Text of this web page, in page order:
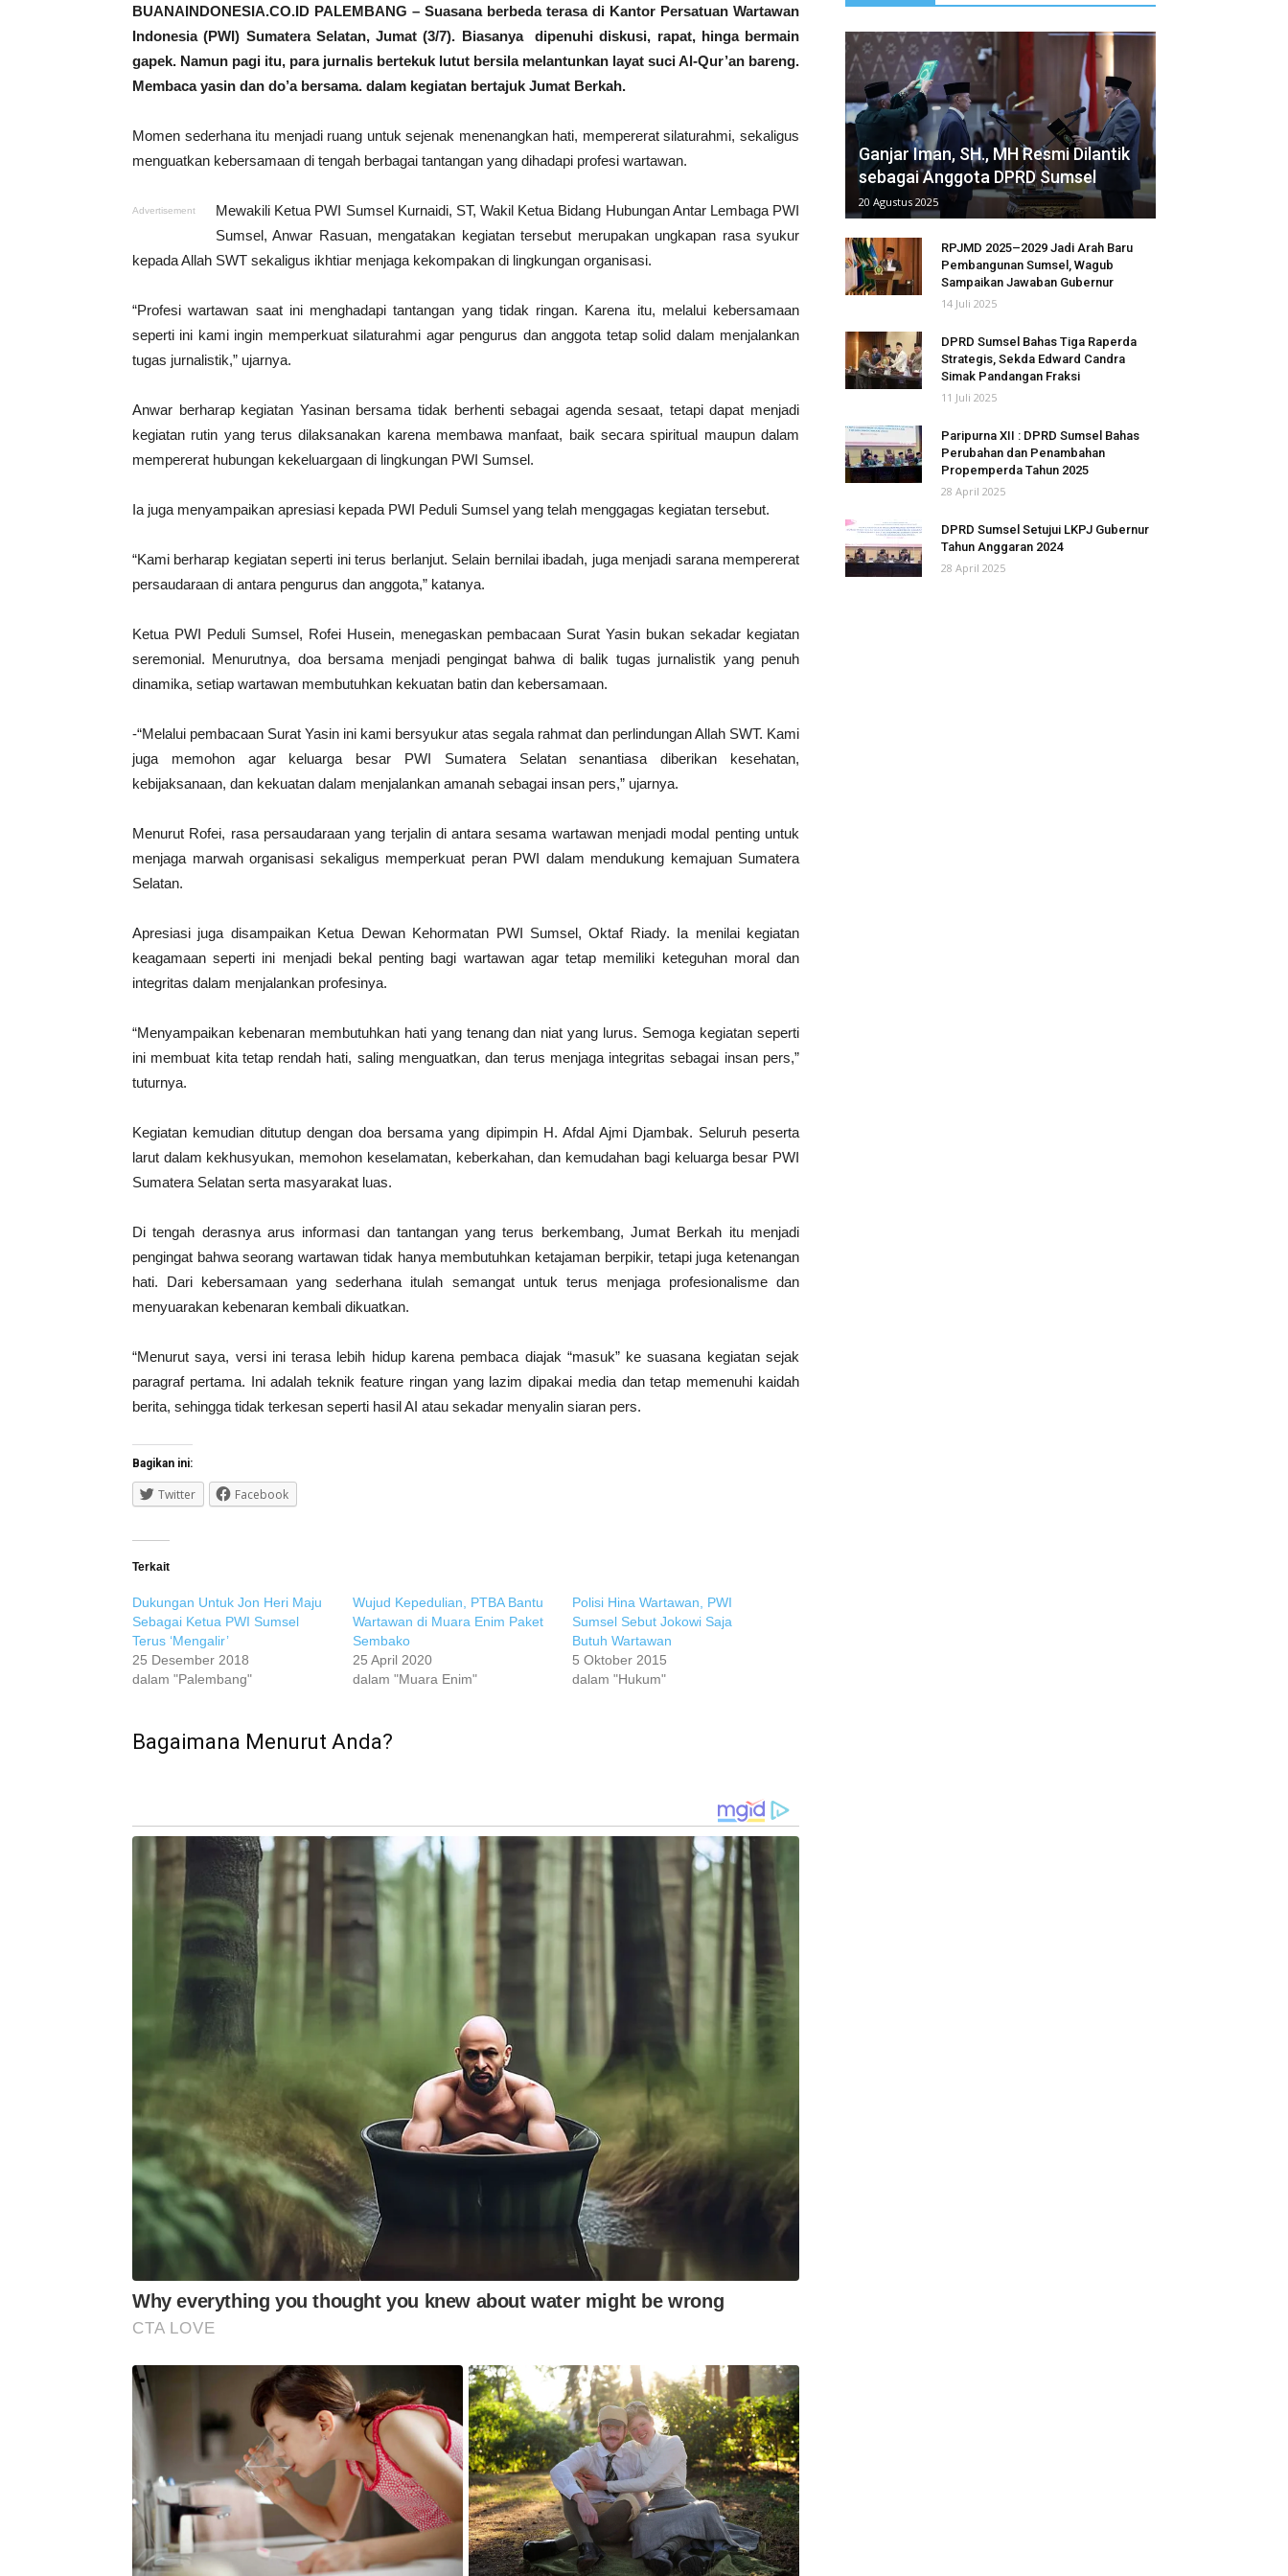
BUANAINDONESIA.CO.ID PALEMBANG – Suasana berbeda terasa di Kantor Persatuan Wartawan
Indonesia (PWI) Sumatera Selatan, Jumat (3/7). Biasanya dipenuhi diskusi, rapat, hinga bermain
gapek. Namun pagi itu, para jurnalis bertekuk lutut bersila melantunkan layat suci Al-Qur’an bareng.
Membaca yasin dan do’a bersama. dalam kegiatan bertajuk Jumat Berkah.
Momen sederhana itu menjadi ruang untuk sejenak menenangkan hati, mempererat silaturahmi, sekaligus
menguatkan kebersamaan di tengah berbagai tantangan yang dihadapi profesi wartawan.
Advertisement
Mewakili Ketua PWI Sumsel Kurnaidi, ST, Wakil Ketua Bidang Hubungan Antar Lembaga PWI
Sumsel, Anwar Rasuan, mengatakan kegiatan tersebut merupakan ungkapan rasa syukur
kepada Allah SWT sekaligus ikhtiar menjaga kekompakan di lingkungan organisasi.
“Profesi wartawan saat ini menghadapi tantangan yang tidak ringan. Karena itu, melalui kebersamaan
seperti ini kami ingin memperkuat silaturahmi agar pengurus dan anggota tetap solid dalam menjalankan
tugas jurnalistik,” ujarnya.
Anwar berharap kegiatan Yasinan bersama tidak berhenti sebagai agenda sesaat, tetapi dapat menjadi
kegiatan rutin yang terus dilaksanakan karena membawa manfaat, baik secara spiritual maupun dalam
mempererat hubungan kekeluargaan di lingkungan PWI Sumsel.
Ia juga menyampaikan apresiasi kepada PWI Peduli Sumsel yang telah menggagas kegiatan tersebut.
“Kami berharap kegiatan seperti ini terus berlanjut. Selain bernilai ibadah, juga menjadi sarana mempererat
persaudaraan di antara pengurus dan anggota,” katanya.
Ketua PWI Peduli Sumsel, Rofei Husein, menegaskan pembacaan Surat Yasin bukan sekadar kegiatan
seremonial. Menurutnya, doa bersama menjadi pengingat bahwa di balik tugas jurnalistik yang penuh
dinamika, setiap wartawan membutuhkan kekuatan batin dan kebersamaan.
-“Melalui pembacaan Surat Yasin ini kami bersyukur atas segala rahmat dan perlindungan Allah SWT. Kami
juga memohon agar keluarga besar PWI Sumatera Selatan senantiasa diberikan kesehatan,
kebijaksanaan, dan kekuatan dalam menjalankan amanah sebagai insan pers,” ujarnya.
Menurut Rofei, rasa persaudaraan yang terjalin di antara sesama wartawan menjadi modal penting untuk
menjaga marwah organisasi sekaligus memperkuat peran PWI dalam mendukung kemajuan Sumatera
Selatan.
Apresiasi juga disampaikan Ketua Dewan Kehormatan PWI Sumsel, Oktaf Riady. Ia menilai kegiatan
keagamaan seperti ini menjadi bekal penting bagi wartawan agar tetap memiliki keteguhan moral dan
integritas dalam menjalankan profesinya.
“Menyampaikan kebenaran membutuhkan hati yang tenang dan niat yang lurus. Semoga kegiatan seperti
ini membuat kita tetap rendah hati, saling menguatkan, dan terus menjaga integritas sebagai insan pers,”
tuturnya.
Kegiatan kemudian ditutup dengan doa bersama yang dipimpin H. Afdal Ajmi Djambak. Seluruh peserta
larut dalam kekhusyukan, memohon keselamatan, keberkahan, dan kemudahan bagi keluarga besar PWI
Sumatera Selatan serta masyarakat luas.
Di tengah derasnya arus informasi dan tantangan yang terus berkembang, Jumat Berkah itu menjadi
pengingat bahwa seorang wartawan tidak hanya membutuhkan ketajaman berpikir, tetapi juga ketenangan
hati. Dari kebersamaan yang sederhana itulah semangat untuk terus menjaga profesionalisme dan
menyuarakan kebenaran kembali dikuatkan.
“Menurut saya, versi ini terasa lebih hidup karena pembaca diajak “masuk” ke suasana kegiatan sejak
paragraf pertama. Ini adalah teknik feature ringan yang lazim dipakai media dan tetap memenuhi kaidah
berita, sehingga tidak terkesan seperti hasil AI atau sekadar menyalin siaran pers.
Bagikan ini:
Twitter Facebook
Terkait
Dukungan Untuk Jon Heri Maju
Sebagai Ketua PWI Sumsel
Terus ‘Mengalir’
25 Desember 2018
dalam "Palembang"
Wujud Kepedulian, PTBA Bantu
Wartawan di Muara Enim Paket
Sembako
25 April 2020
dalam "Muara Enim"
Polisi Hina Wartawan, PWI
Sumsel Sebut Jokowi Saja
Butuh Wartawan
5 Oktober 2015
dalam "Hukum"
Bagaimana Menurut Anda?
Ganjar Iman, SH., MH Resmi Dilantik
sebagai Anggota DPRD Sumsel
20 Agustus 2025
RPJMD 2025–2029 Jadi Arah Baru
Pembangunan Sumsel, Wagub
Sampaikan Jawaban Gubernur
14 Juli 2025
DPRD Sumsel Bahas Tiga Raperda
Strategis, Sekda Edward Candra
Simak Pandangan Fraksi
11 Juli 2025
Paripurna XII : DPRD Sumsel Bahas
Perubahan dan Penambahan
Propemperda Tahun 2025
28 April 2025
DPRD Sumsel Setujui LKPJ Gubernur
Tahun Anggaran 2024
28 April 2025